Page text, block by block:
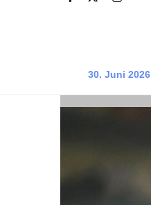
30. Juni 2026